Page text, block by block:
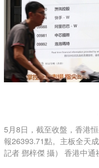
5月8日，截至收盤，香港
報26393.71點。主板全天
記者 鄧梓傑 攝） 香港中通